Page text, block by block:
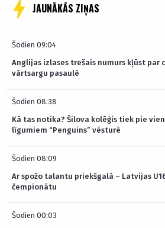
JAUNĀKĀS ZIŅAS
Šodien 09:04
Anglijas izlases trešais numurs kļūst par
vārtsargu pasaulē
Šodien 08:38
Kā tas notika? Šilova kolēģis tiek pie
līgumiem “Penguins” vēsturē
Šodien 08:09
Ar spožo talantu priekšgalā – Latvijas
čempionātu
Šodien 00:03